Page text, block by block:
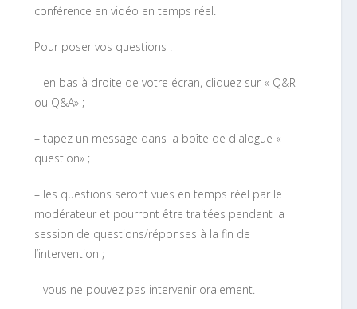
conférence en vidéo en temps réel.
Pour poser vos questions :
– en bas à droite de votre écran, cliquez sur « Q&R
ou Q&A» ;
– tapez un message dans la boîte de dialogue «
question» ;
– les questions seront vues en temps réel par le
modérateur et pourront être traitées pendant la
session de questions/réponses à la fin de
l’intervention ;
– vous ne pouvez pas intervenir oralement.